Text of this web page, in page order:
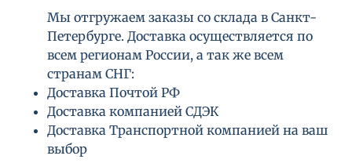
Мы отгружаем заказы со склада в Санкт-
Петербурге. Доставка осуществляется по
всем регионам России, а так же всем
странам СНГ:
Доставка Почтой РФ
Доставка компанией СДЭК
Доставка Транспортной компанией на ваш
выбор